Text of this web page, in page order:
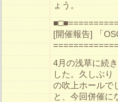
ょう。
[開催報告] 「
4月の浅草に続
した。久しぶり
の吹上ホールで
と、今回併催に